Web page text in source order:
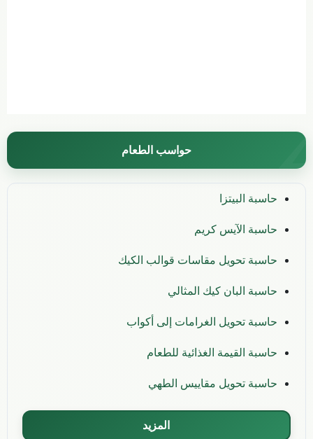
حواسب الطعام
حاسبة البيتزا
حاسبة الآيس كريم
حاسبة تحويل مقاسات قوالب الكيك
حاسبة البان كيك المثالي
حاسبة تحويل الغرامات إلى أكواب
حاسبة القيمة الغذائية للطعام
حاسبة تحويل مقاييس الطهي
المزيد